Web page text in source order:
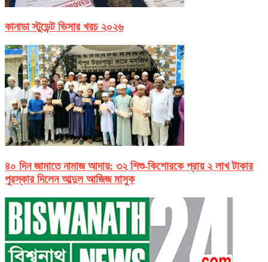
কানাডা স্টুডেন্ট ভিসার খরচ ২০২৬
৪০ দিন জামাতে নামাজ আদায়: ৩২ শিশু-কিশোরকে প্রায় ২ লাখ টাকার
পুরস্কার দিলেন আব্দুল আজিজ মাসুক